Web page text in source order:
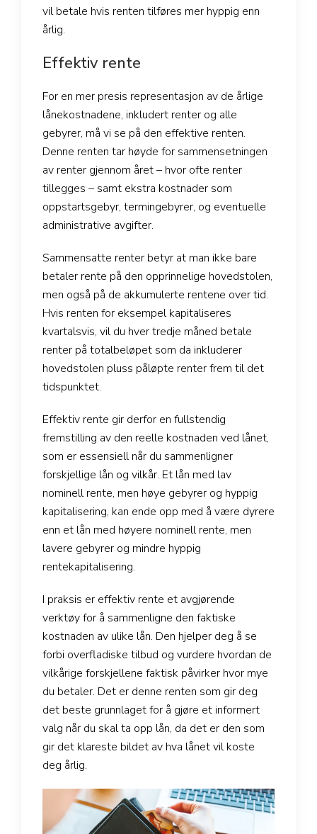
vil betale hvis renten tilføres mer hyppig enn
årlig.
Effektiv rente
For en mer presis representasjon av de årlige
lånekostnadene, inkludert renter og alle
gebyrer, må vi se på den effektive renten.
Denne renten tar høyde for sammensetningen
av renter gjennom året – hvor ofte renter
tillegges – samt ekstra kostnader som
oppstartsgebyr, termingebyrer, og eventuelle
administrative avgifter.
Sammensatte renter betyr at man ikke bare
betaler rente på den opprinnelige hovedstolen,
men også på de akkumulerte rentene over tid.
Hvis renten for eksempel kapitaliseres
kvartalsvis, vil du hver tredje måned betale
renter på totalbeløpet som da inkluderer
hovedstolen pluss påløpte renter frem til det
tidspunktet.
Effektiv rente gir derfor en fullstendig
fremstilling av den reelle kostnaden ved lånet,
som er essensiell når du sammenligner
forskjellige lån og vilkår. Et lån med lav
nominell rente, men høye gebyrer og hyppig
kapitalisering, kan ende opp med å være dyrere
enn et lån med høyere nominell rente, men
lavere gebyrer og mindre hyppig
rentekapitalisering.
I praksis er effektiv rente et avgjørende
verktøy for å sammenligne den faktiske
kostnaden av ulike lån. Den hjelper deg å se
forbi overfladiske tilbud og vurdere hvordan de
vilkårige forskjellene faktisk påvirker hvor mye
du betaler. Det er denne renten som gir deg
det beste grunnlaget for å gjøre et informert
valg når du skal ta opp lån, da det er den som
gir det klareste bildet av hva lånet vil koste
deg årlig.